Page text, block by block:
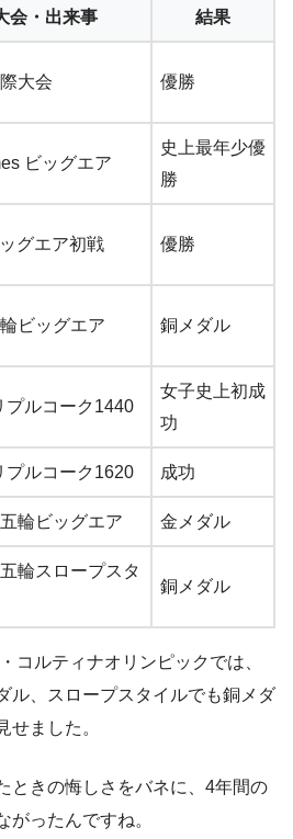
会・出来事 結果
大会 優勝
ビッグエア
史上最年少優
勝
グエア初戦 優勝
ビッグエア 銅メダル
プルコーク1440
女子史上初成
功
プルコーク1620 成功
輪ビッグエア 金メダル
輪スロープスタ
銅メダル
コルティナオリンピックでは、
ル、スロープスタイルでも銅メダ
せました。
ときの悔しさをバネに、4年間の
がったんですね。